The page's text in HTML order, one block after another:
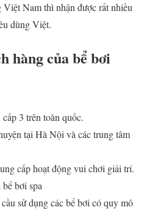
Nam thì nhận được rất nhiều
dùng Việt.
hàng của bể bơi
3 trên toàn quốc.
tại Hà Nội và các trung tâm
cấp hoạt động vui chơi giải trí.
bơi spa
sử dụng các bể bơi có quy mô